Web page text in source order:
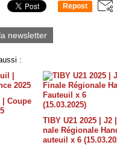
Repost
newsletter
:
| Coupe
TIBY U21 2025 | J2
nale Régionale
auteuil x 6